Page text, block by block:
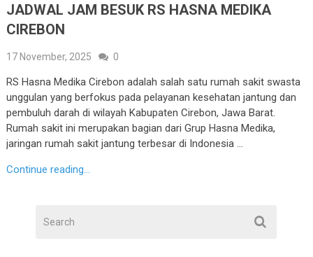
JADWAL JAM BESUK RS HASNA MEDIKA
CIREBON
17 November, 2025 0
RS Hasna Medika Cirebon adalah salah satu rumah sakit swasta
unggulan yang berfokus pada pelayanan kesehatan jantung dan
pembuluh darah di wilayah Kabupaten Cirebon, Jawa Barat.
Rumah sakit ini merupakan bagian dari Grup Hasna Medika,
jaringan rumah sakit jantung terbesar di Indonesia …
Continue reading...